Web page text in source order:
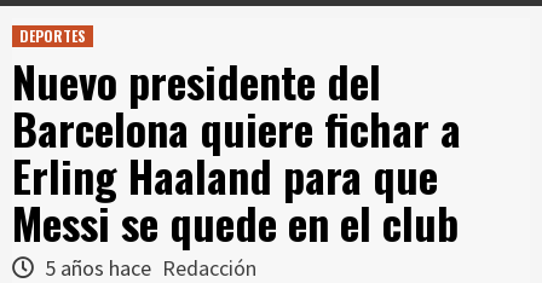
DEPORTES
Nuevo presidente del
Barcelona quiere fichar a
Erling Haaland para que
Messi se quede en el club
5 años hace Redacción